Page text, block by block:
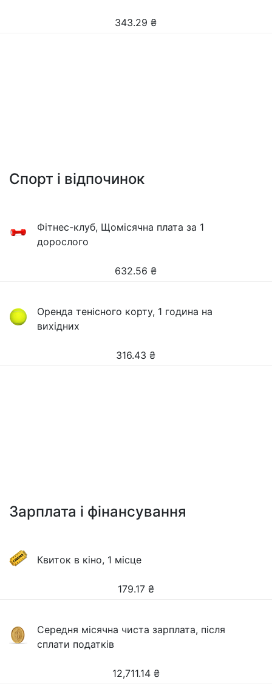
343.29 ₴
Спорт і відпочинок
Фітнес-клуб, Щомісячна плата за 1
дорослого
632.56 ₴
Оренда тенісного корту, 1 година на
вихідних
316.43 ₴
Зарплата і фінансування
Квиток в кіно, 1 місце
179.17 ₴
Середня місячна чиста зарплата, після
сплати податків
12,711.14 ₴